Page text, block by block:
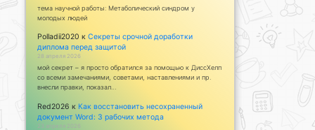
тема научной работы: Метаболический синдром у
молодых людей
Polladii2020 к Секреты срочной доработки
диплома перед защитой
28 апреля 2026
мой секрет – я просто обратился за помощью к ДиссХелп
со всеми замечаниями, советами, наставлениями и пр.
внесли правки, показал…
Red2026 к Как восстановить несохраненный
документ Word: 3 рабочих метода
23 апреля 2026